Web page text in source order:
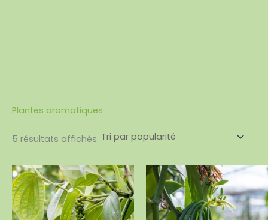
Plantes aromatiques
5 résultats affichés